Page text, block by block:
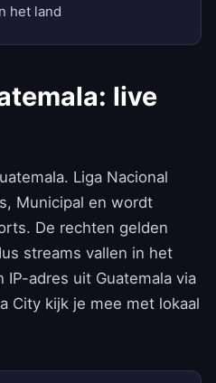
het land
live
Liga Nacional
Municipal en wordt
De rechten gelden
streams vallen in het
adres uit Guatemala via
City kijk je mee met lokaal